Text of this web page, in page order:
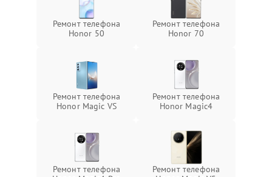
Ремонт телефона
Honor 50
Ремонт телефона
Honor 70
Ремонт телефона
Honor Magic VS
Ремонт телефона
Honor Magic4
Ремонт телефона
Ремонт телефона